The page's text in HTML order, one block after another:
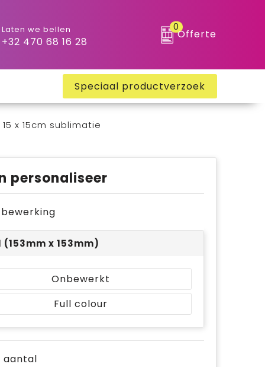
Laten we bellen
+32 470 68 16 28
0
Offerte
Speciaal productverzoek
x 15cm sublimatie
personaliseer
bewerking
(153mm x 153mm)
Onbewerkt
Full colour
aantal